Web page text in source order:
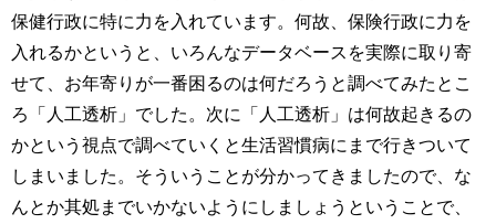
保健行政に特に力を入れています。何故、保険行政に力を
入れるかというと、いろんなデータベースを実際に取り寄
せて、お年寄りが一番困るのは何だろうと調べてみたとこ
ろ「人工透析」でした。次に「人工透析」は何故起きるの
かという視点で調べていくと生活習慣病にまで行きついて
しまいました。そういうことが分かってきましたので、な
んとか其処までいかないようにしましょうということで、